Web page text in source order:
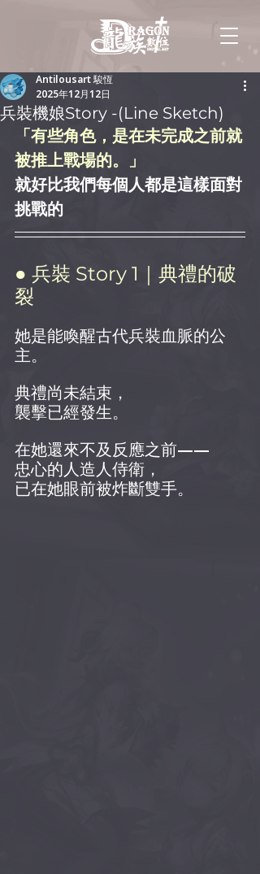
兵裝機娘Story -(Line Sketch)
Antilousart 駿恆
2025年12月12日
「有些角色，是在未完成之前就
被推上戰場的。」
就好比我們每個人都是這樣面對
挑戰的
● 兵裝 Story 1｜典禮的破
裂
她是能喚醒古代兵裝血脈的公
主。
典禮尚未結束，
襲擊已經發生。
在她還來不及反應之前——
忠心的人造人侍衛，
已在她眼前被炸斷雙手。